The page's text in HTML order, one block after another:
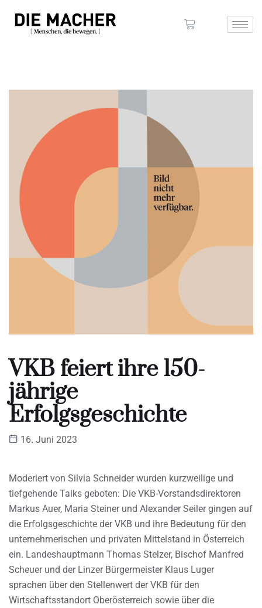
VKB feiert ihre 150-
jährige
Erfolgsgeschichte
16. Juni 2023
Moderiert von Silvia Schneider wurden kurzweilige und
tiefgehende Talks geboten: Die VKB-Vorstandsdirektoren
Markus Auer, Maria Steiner und Alexander Seiler gingen auf
die Erfolgsgeschichte der VKB und ihre Bedeutung für den
unternehmerischen und privaten Mittelstand in Österreich
ein. Landeshauptmann Thomas Stelzer, Bischof Manfred
Scheuer und der Linzer Bürgermeister Klaus Luger
sprachen über den Stellenwert der VKB für den
Wirtschaftsstandort Oberösterreich sowie über die